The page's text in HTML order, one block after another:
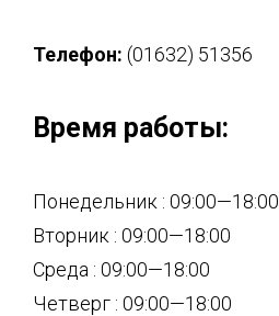
Телефон: (01632) 51356
Время работы:
Понедельник : 09:00—18:00
Вторник : 09:00—18:00
Среда : 09:00—18:00
Четверг : 09:00—18:00